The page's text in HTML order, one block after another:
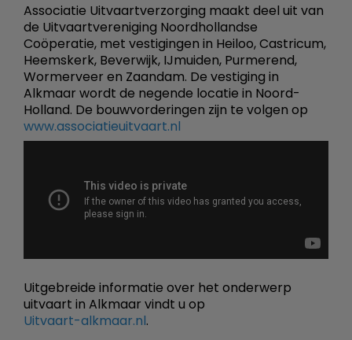
Associatie Uitvaartverzorging maakt deel uit van
de Uitvaartvereniging Noordhollandse
Coöperatie, met vestigingen in Heiloo, Castricum,
Heemskerk, Beverwijk, IJmuiden, Purmerend,
Wormerveer en Zaandam. De vestiging in
Alkmaar wordt de negende locatie in Noord-
Holland. De bouwvorderingen zijn te volgen op
www.associatieuitvaart.nl
Uitgebreide informatie over het onderwerp
uitvaart in Alkmaar vindt u op
Uitvaart-alkmaar.nl.